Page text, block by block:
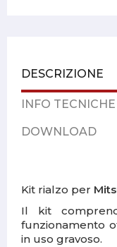
DESCRIZIONE
INFO TECNICHE
DOWNLOAD
Kit rialzo per
Il kit
funzionamento
in uso gravoso.